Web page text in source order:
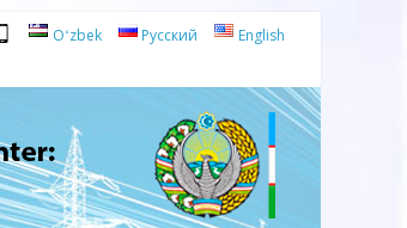
Oʻzbek Русский English